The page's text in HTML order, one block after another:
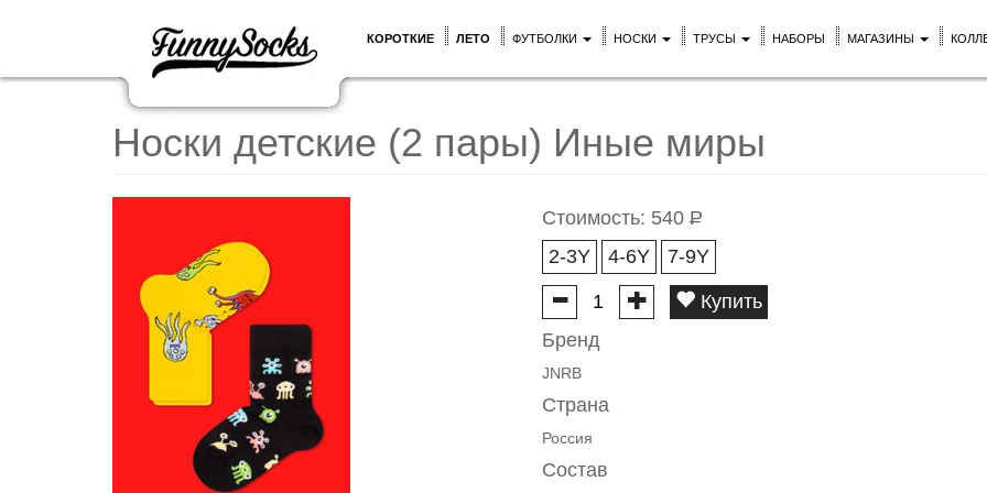
КОРОТКИЕ ЛЕТО ФУТБОЛКИ НОСКИ ТРУСЫ НАБОРЫ МАГАЗИНЫ
Носки детские (2 пары) Иные миры
Стоимость: 540 Р
2-3Y
4-6Y 7-9Y
Купить
Бренд
JNRB
Страна
Россия
Состав